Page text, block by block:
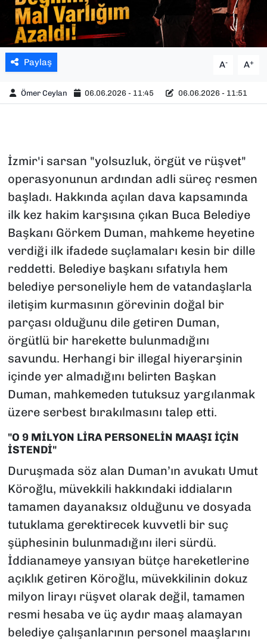
Paylaş A- A+
Ömer Ceylan 06.06.2026 - 11:45 06.06.2026 - 11:51
İzmir'i sarsan "yolsuzluk, örgüt ve rüşvet"
operasyonunun ardından adli süreç resmen
başladı. Hakkında açılan dava kapsamında
ilk kez hakim karşısına çıkan Buca Belediye
Başkanı Görkem Duman, mahkeme heyetine
verdiği ilk ifadede suçlamaları kesin bir dille
reddetti. Belediye başkanı sıfatıyla hem
belediye personeliyle hem de vatandaşlarla
iletişim kurmasının görevinin doğal bir
parçası olduğunu dile getiren Duman,
örgütlü bir harekette bulunmadığını
savundu. Herhangi bir illegal hiyerarşinin
içinde yer almadığını belirten Başkan
Duman, mahkemeden tutuksuz yargılanmak
üzere serbest bırakılmasını talep etti.
"O 9 MİLYON LİRA PERSONELİN MAAŞI İÇİN
İSTENDİ"
Duruşmada söz alan Duman’ın avukatı Umut
Köroğlu, müvekkili hakkındaki iddiaların
tamamen dayanaksız olduğunu ve dosyada
tutuklama gerektirecek kuvvetli bir suç
şüphesinin bulunmadığını ileri sürdü.
İddianameye yansıyan bütçe hareketlerine
açıklık getiren Köroğlu, müvekkilinin dokuz
milyon lirayı rüşvet olarak değil, tamamen
resmi hesaba ve üç aydır maaş alamayan
belediye çalışanlarının personel maaşlarını